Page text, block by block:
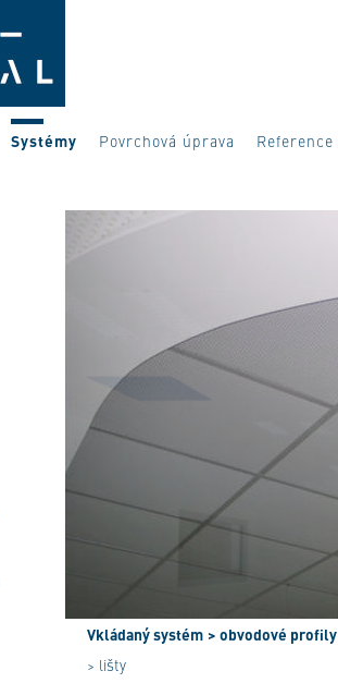
Systémy Povrchová úprava Reference
Vkládaný systém > obvodové profily
> lišty